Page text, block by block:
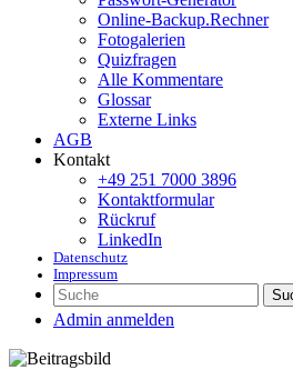
Online-Backup.Rechner
Fotogalerien
Quizfragen
Alle Kommentare
Glossar
Externe Links
AGB
Kontakt
+49 251 7000 3896
Kontaktformular
Rückruf
LinkedIn
Datenschutz
Impressum
Admin anmelden